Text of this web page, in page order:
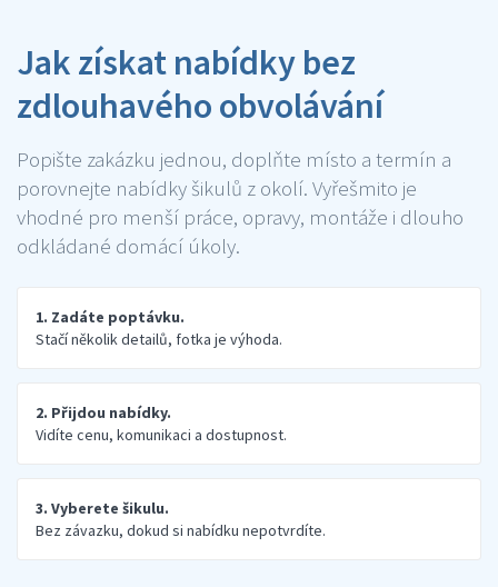
Jak získat nabídky bez
zdlouhavého obvolávání
Popište zakázku jednou, doplňte místo a termín a
porovnejte nabídky šikulů z okolí. Vyřešmito je
vhodné pro menší práce, opravy, montáže i dlouho
odkládané domácí úkoly.
1. Zadáte poptávku.
Stačí několik detailů, fotka je výhoda.
2. Přijdou nabídky.
Vidíte cenu, komunikaci a dostupnost.
3. Vyberete šikulu.
Bez závazku, dokud si nabídku nepotvrdíte.